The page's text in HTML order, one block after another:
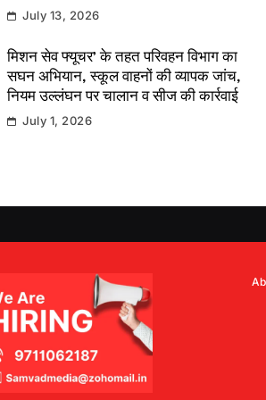
July 13, 2026
मिशन सेव फ्यूचर’ के तहत परिवहन विभाग का
सघन अभियान, स्कूल वाहनों की व्यापक जांच,
नियम उल्लंघन पर चालान व सीज की कार्रवाई
July 1, 2026